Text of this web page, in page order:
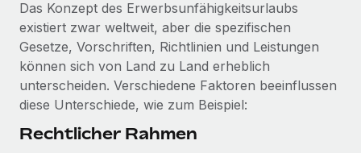
Background-Checks
Einfacheres Bewerber:innen-Screening
Compliance Watchtower
Lückenlose Compliance
Globale Bereitstellung und Verfolgung von IT-
FALLSTUDIEN
So hat der KI-Vorreiter Weaviate sein Team mit
Remote um 120 % vergrößert
Weaviate auf einen Blick Weaviate entwickelt KI-basierte
Open-Source-Infrastrukturen. Das...
Mehr erfahren
Alle Ressourcen anzeigen
BLOG
Globale Payroll
EOR und PEO
Das Konzept des Erwerbsunfähigkeitsurlaubs
existiert zwar weltweit, aber die spezifischen
Gesetze, Vorschriften, Richtlinien und Leistungen
können sich von Land zu Land erheblich
unterscheiden. Verschiedene Faktoren beeinflussen
diese Unterschiede, wie zum Beispiel:
Rechtlicher Rahmen